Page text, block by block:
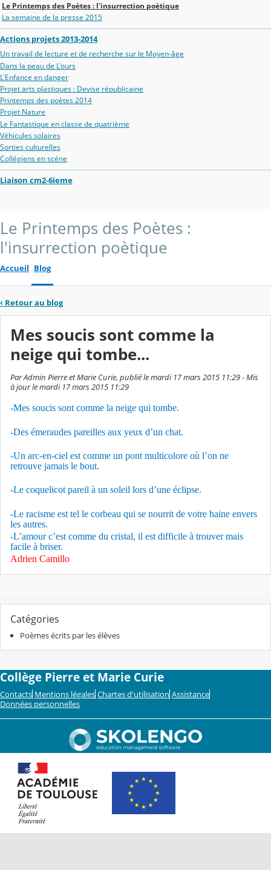
Le Printemps des Poètes : l'insurrection poètique
La semaine de la presse 2015
Actions projets 2013-2014
Un travail de lecture et de recherche sur le Moyen-âge
Dans la peau de L'ours
L'Enfance en danger
Projet arts plastiques : Devise républicaine
Printemps des poètes 2014
Projet Nature
Le Fantastique en classe de quatrième
Véhicules solaires
Sorties culturelles
Collégiens en scéne
Liaison cm2-6ieme
Le Printemps des Poètes :
l'insurrection poètique
Accueil Blog
‹ Retour au blog
Mes soucis sont comme la
neige qui tombe...
Par Admin Pierre et Marie Curie, publié le mardi 17 mars 2015 11:29 - Mis
à jour le mardi 17 mars 2015 11:29
-Mes soucis sont comme la neige qui tombe.
-Des émeraudes pareilles aux yeux d’un chat.
-Un arc-en-ciel est comme un pont multicolore où l’on ne
retrouve jamais le bout.
-Le coquelicot pareil à un soleil lors d’une éclipse.
-Le racisme est tel le corbeau qui se nourrit de votre haine envers
les autres.
-L’amour c’est comme du cristal, il est difficile à trouver mais
facile à briser.
Adrien Camillo
Catégories
Poèmes écrits par les élèves
Collège Pierre et Marie Curie
Contacts Mentions légales Chartes d'utilisation Assistance
Données personnelles